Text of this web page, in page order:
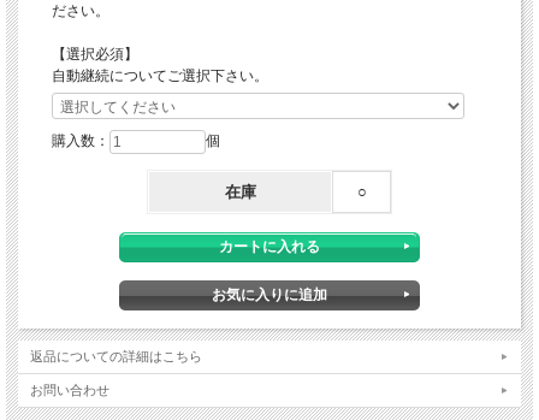
ださい。
【選択必須】
自動継続についてご選択下さい。
購入数： 個
在庫 ○
返品についての詳細はこちら
お問い合わせ